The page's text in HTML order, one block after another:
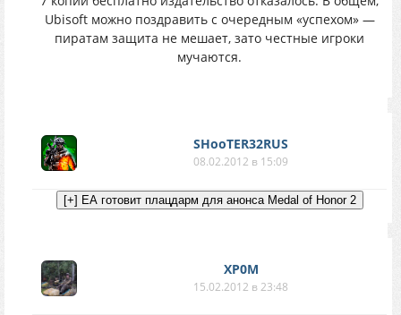
Ubisoft можно поздравить с очередным «успехом» —
пиратам защита не мешает, зато честные игроки
мучаются.
SHooTER32RUS
08.02.2012 в 15:09
XP0M
15.02.2012 в 23:48